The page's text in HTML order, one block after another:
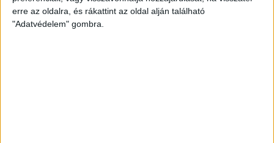
erre az oldalra, és rákattint az oldal alján található
"Adatvédelem" gombra.
ZÖLDINFÓ 21 óra telt el a létrehozás óta